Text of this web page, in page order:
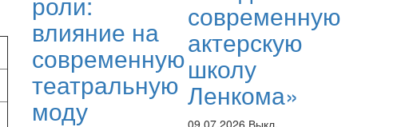
влияние на
современную
театральную
моду
современную
актерскую
школу
Ленкома»